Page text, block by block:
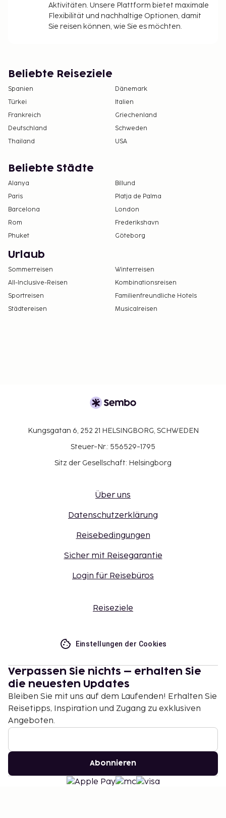
Aktivitäten. Unsere Plattform bietet maximale
Flexibilität und nachhaltige Optionen, damit
Sie reisen können, wie Sie es möchten.
Beliebte Reiseziele
Spanien
Dänemark
Türkei
Italien
Frankreich
Griechenland
Deutschland
Schweden
Thailand
USA
Beliebte Städte
Alanya
Billund
Paris
Platja de Palma
Barcelona
London
Rom
Frederikshavn
Phuket
Göteborg
Urlaub
Sommerreisen
Winterreisen
All-Inclusive-Reisen
Kombinationsreisen
Sportreisen
Familienfreundliche Hotels
Städtereisen
Musicalreisen
Kungsgatan 6, 252 21 HELSINGBORG, SCHWEDEN
Steuer-Nr.: 556529-1795
Sitz der Gesellschaft: Helsingborg
Über uns
Datenschutzerklärung
Reisebedingungen
Sicher mit Reisegarantie
Login für Reisebüros
Reiseziele
Einstellungen der Cookies
Verpassen Sie nichts – erhalten Sie
die neuesten Updates
Bleiben Sie mit uns auf dem Laufenden! Erhalten Sie
Reisetipps, Inspiration und Zugang zu exklusiven
Angeboten.
Abonnieren